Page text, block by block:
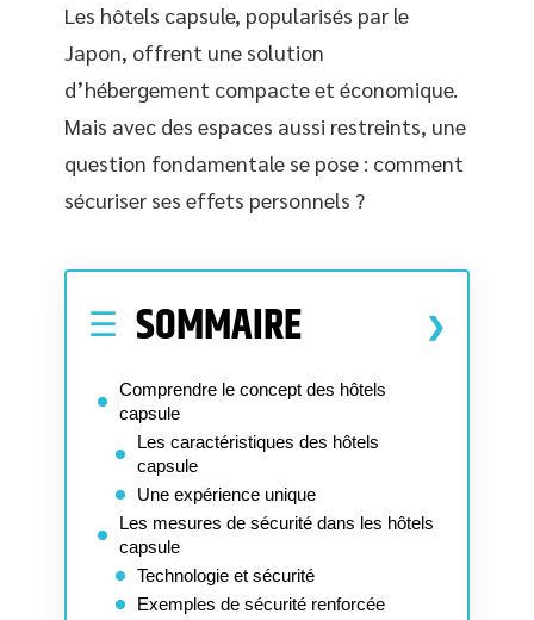
Les hôtels capsule, popularisés par le
Japon, offrent une solution
d’hébergement compacte et économique.
Mais avec des espaces aussi restreints, une
question fondamentale se pose : comment
sécuriser ses effets personnels ?
SOMMAIRE
Comprendre le concept des hôtels
capsule
Les caractéristiques des hôtels
capsule
Une expérience unique
Les mesures de sécurité dans les hôtels
capsule
Technologie et sécurité
Exemples de sécurité renforcée